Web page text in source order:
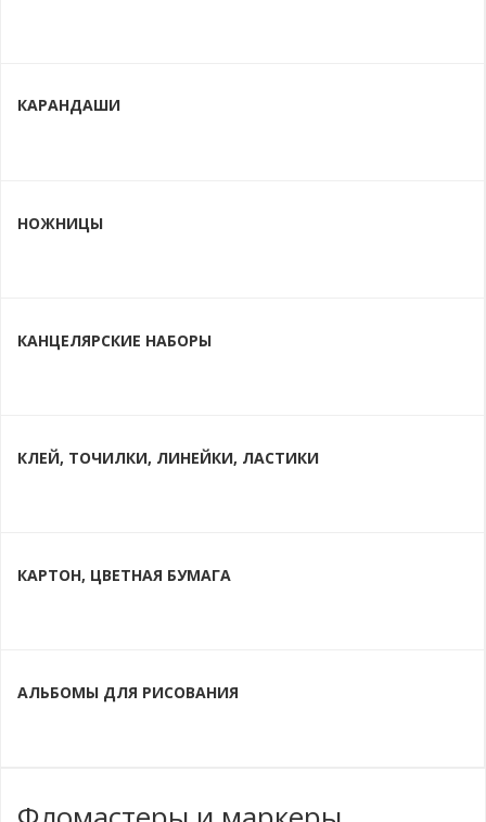
КАРАНДАШИ
НОЖНИЦЫ
КАНЦЕЛЯРСКИЕ НАБОРЫ
КЛЕЙ, ТОЧИЛКИ, ЛИНЕЙКИ, ЛАСТИКИ
КАРТОН, ЦВЕТНАЯ БУМАГА
АЛЬБОМЫ ДЛЯ РИСОВАНИЯ